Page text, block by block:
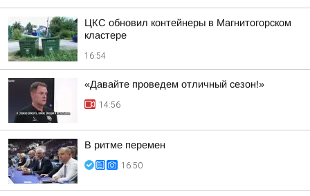
ЦКС обновил контейнеры в Магнитогорском
кластере
16:54
«Давайте проведем отличный сезон!»
14:56
В ритме перемен
16:50